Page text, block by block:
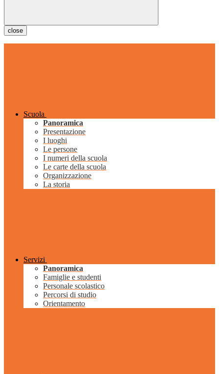
close
Scuola
Panoramica
Presentazione
I luoghi
Le persone
I numeri della scuola
Le carte della scuola
Organizzazione
La storia
Servizi
Panoramica
Famiglie e studenti
Personale scolastico
Percorsi di studio
Orientamento